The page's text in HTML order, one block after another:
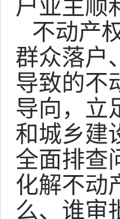
户业主顺
不动产
群众落户
导致的不
导向，立
和城乡建
全面排查
化解不动
么、谁审